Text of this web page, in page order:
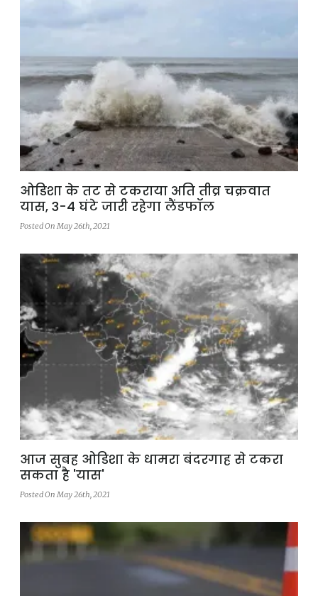
ओडिशा के तट से टकराया अति तीव्र चक्रवात
यास, 3-4 घंटे जारी रहेगा लैंडफॉल
Posted On May 26th, 2021
आज सुबह ओडिशा के धामरा बंदरगाह से टकरा
सकता है 'यास'
Posted On May 26th, 2021